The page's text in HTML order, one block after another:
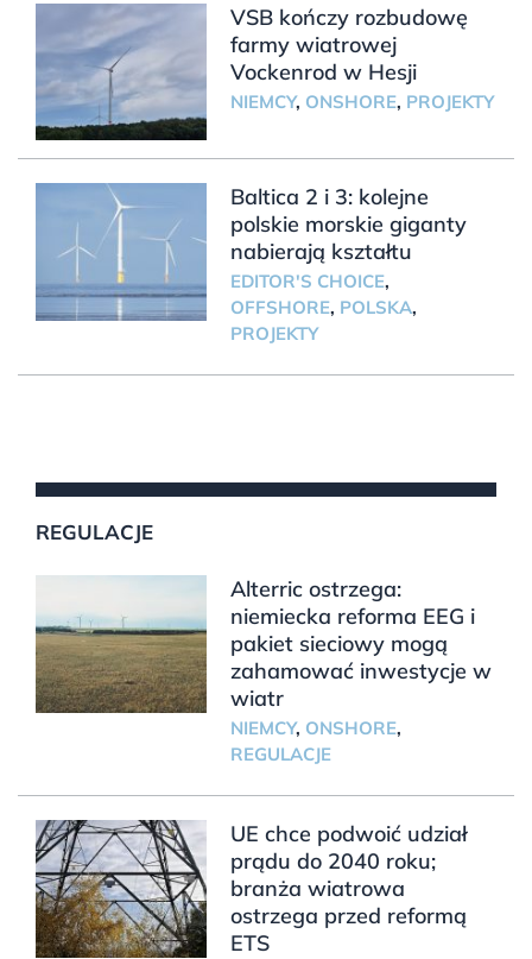
VSB kończy rozbudowę
farmy wiatrowej
Vockenrod w Hesji
NIEMCY, ONSHORE, PROJEKTY
Baltica 2 i 3: kolejne
polskie morskie giganty
nabierają kształtu
EDITOR'S CHOICE,
OFFSHORE, POLSKA,
PROJEKTY
REGULACJE
Alterric ostrzega:
niemiecka reforma EEG i
pakiet sieciowy mogą
zahamować inwestycje w
wiatr
NIEMCY, ONSHORE,
REGULACJE
UE chce podwoić udział
prądu do 2040 roku;
branża wiatrowa
ostrzega przed reformą
ETS